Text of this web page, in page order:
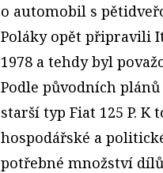
o automobil s
Poláky opět připravili
1978 a tehdy byl
Podle původních
starší typ Fiat 125 P. K
hospodářské a
potřebné množství